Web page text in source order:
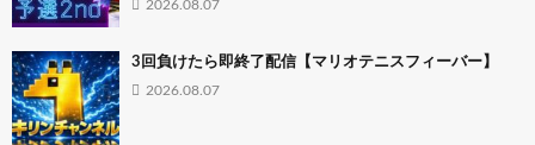
2026.08.07
3回負けたら即終了配信【マリオテニスフィーバー】
2026.08.07